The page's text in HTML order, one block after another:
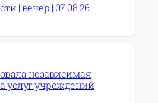
| вечер | 07.08.26
независимая
услуг учреждений